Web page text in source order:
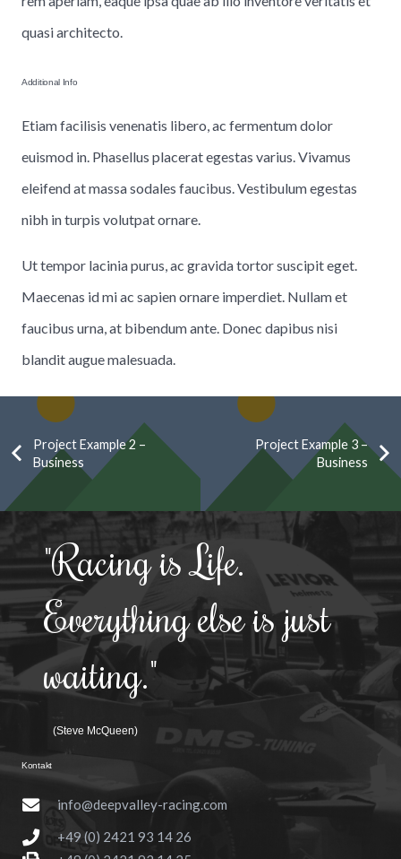
quasi architecto.
Additional Info
Etiam facilisis venenatis libero, ac fermentum dolor
euismod in. Phasellus placerat egestas varius. Vivamus
eleifend at massa sodales faucibus. Vestibulum egestas
nibh in turpis volutpat ornare.
Ut tempor lacinia purus, ac gravida tortor suscipit eget.
Maecenas id mi ac sapien ornare imperdiet. Nullam et
faucibus urna, at bibendum ante. Donec dapibus nisi
blandit augue malesuada.
Project Example 2 –
Business
Project Example 3 –
Business
"Racing is Life.
Everything else is just
waiting."
(Steve McQueen)
Kontakt
info@deepvalley-racing.com
+49 (0) 2421 93 14 26